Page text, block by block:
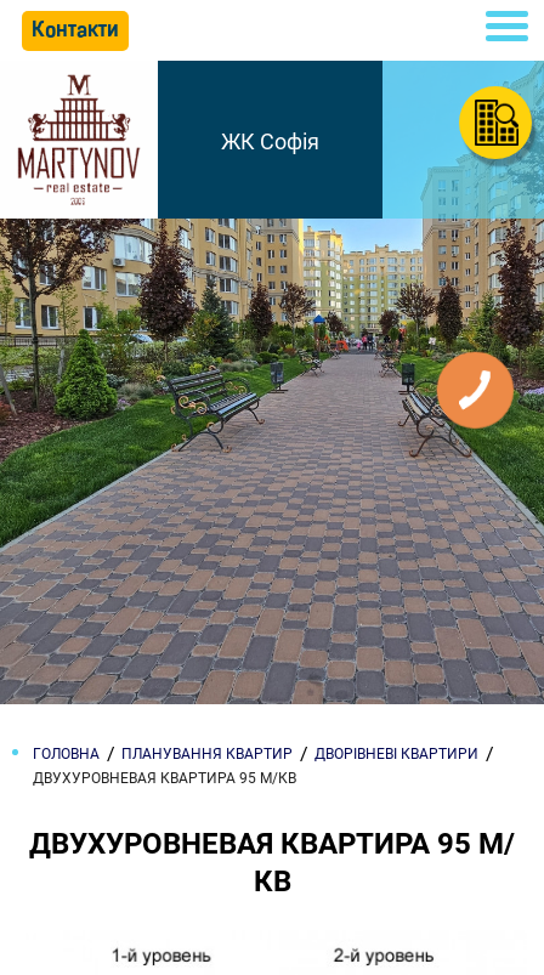
Контакти
ЖК Софія
ГОЛОВНА ПЛАНУВАННЯ КВАРТИР
ДВОРІВНЕВІ КВАРТИРИ
ДВУХУРОВНЕВАЯ КВАРТИРА 95 М/КВ
ДВУХУРОВНЕВАЯ КВАРТИРА 95 М/
КВ